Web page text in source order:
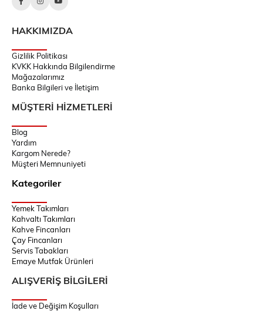
HAKKIMIZDA
Gizlilik Politikası
KVKK Hakkında Bilgilendirme
Mağazalarımız
Banka Bilgileri ve İletişim
MÜŞTERİ HİZMETLERİ
Blog
Yardım
Kargom Nerede?
Müşteri Memnuniyeti
Kategoriler
Yemek Takımları
Kahvaltı Takımları
Kahve Fincanları
Çay Fincanları
Servis Tabakları
Emaye Mutfak Ürünleri
ALIŞVERİŞ BİLGİLERİ
İade ve Değişim Koşulları